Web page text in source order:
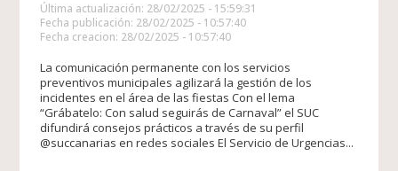
Última actualización: 28/02/2025 - 15:59:31
Fecha publicación: 28/02/2025 - 10:57:40
Fecha creacion: 28/02/2025 - 10:57:40
La comunicación permanente con los servicios
preventivos municipales agilizará la gestión de los
incidentes en el área de las fiestas Con el lema
“Grábatelo: Con salud seguirás de Carnaval” el SUC
difundirá consejos prácticos a través de su perfil
@succanarias en redes sociales El Servicio de Urgencias...